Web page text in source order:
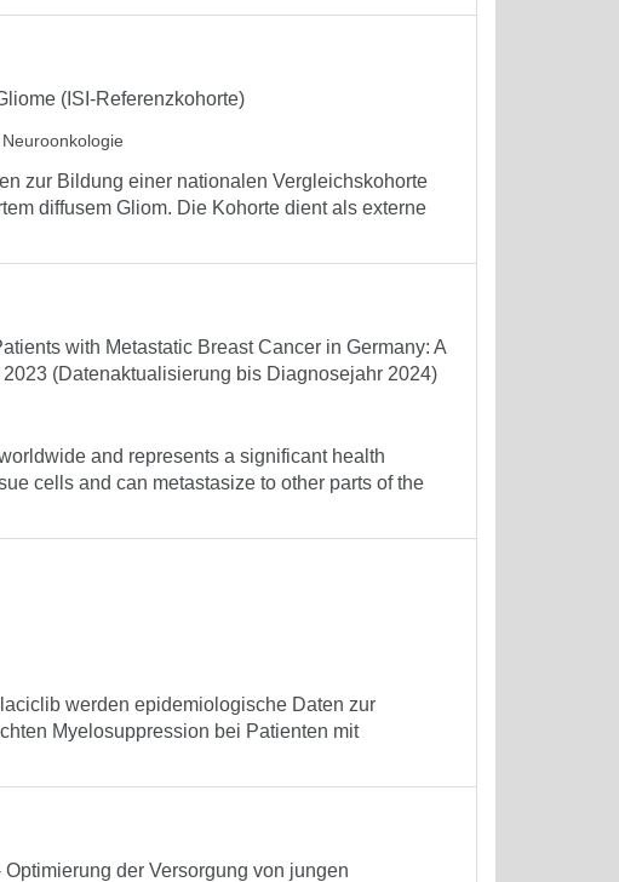
(ISI-Referenzkohorte)
zur Bildung einer nationalen Vergleichskohorte
diffusem Gliom. Die Kohorte dient als externe
with Metastatic Breast Cancer in Germany: A
(Datenaktualisierung bis Diagnosejahr 2024)
and represents a significant health
cells and can metastasize to other parts of the
werden epidemiologische Daten zur
Myelosuppression bei Patienten mit
der Versorgung von jungen